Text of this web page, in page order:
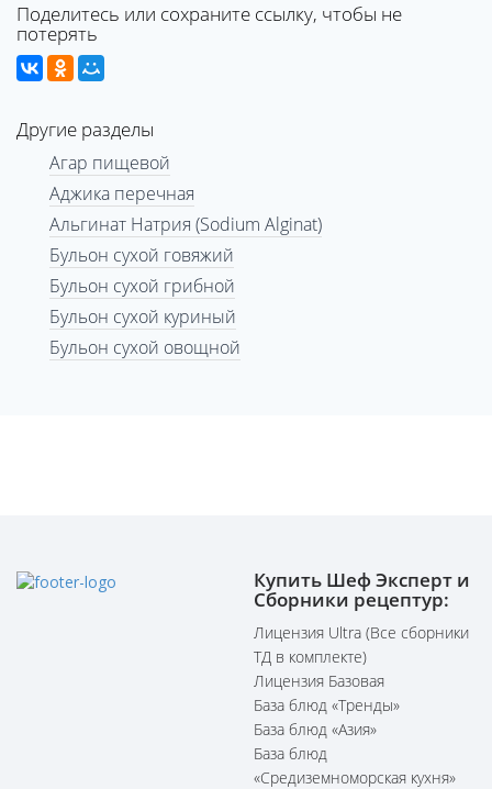
Поделитесь или сохраните ссылку, чтобы не
потерять
Другие разделы
Агар пищевой
Аджика перечная
Альгинат Натрия (Sodium Alginat)
Бульон сухой говяжий
Бульон сухой грибной
Бульон сухой куриный
Бульон сухой овощной
Купить Шеф Эксперт и
Сборники рецептур:
Лицензия Ultra (Все сборники
ТД в комплекте)
Лицензия Базовая
База блюд «Тренды»
База блюд «Азия»
База блюд
«Средиземноморская кухня»